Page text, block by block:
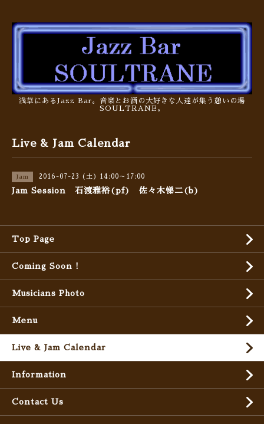
浅草にあるJazz Bar。音楽とお酒の大好きな人達が集う憩いの場
SOULTRANE。
Live & Jam Calendar
Jam 2016-07-23 (土) 14:00～17:00
Jam Session 石渡雅裕(pf) 佐々木悌二(b)
Top Page
Coming Soon !
Musicians Photo
Menu
Live & Jam Calendar
Information
Contact Us